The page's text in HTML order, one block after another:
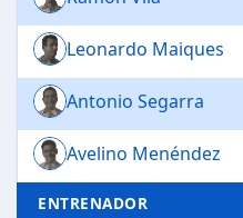
Leonardo Maiques
Antonio Segarra
Avelino Menéndez
ENTRENADOR